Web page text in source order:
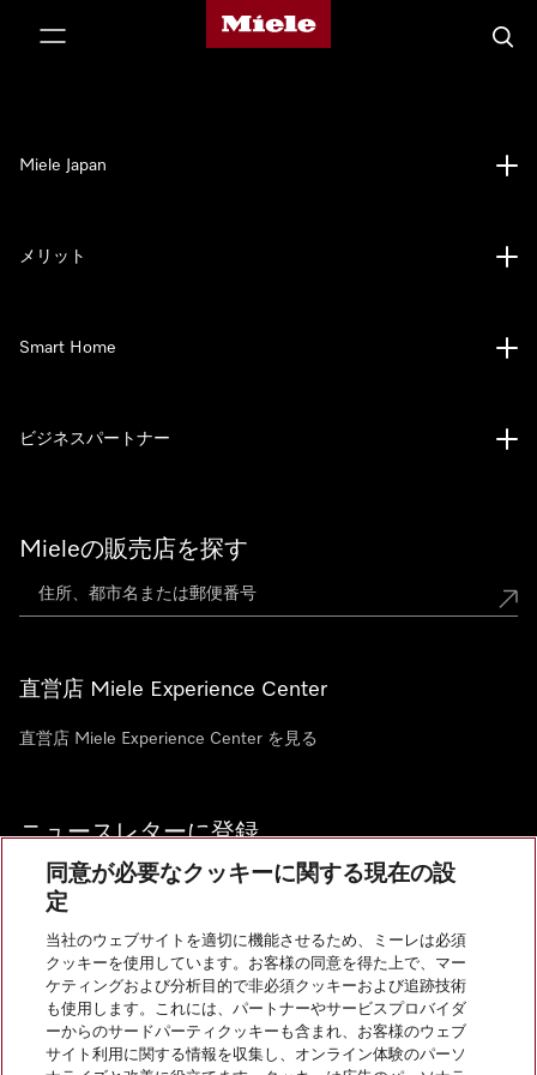
Mieleのホームページ
検索
Mieleの販売店を探す
直営店 Miele Experience Center
直営店 Miele Experience Center を見る
ニュースレターに登録
お問い合わせ
Miele Japan
メリット
Smart Home
ビジネスパートナー
InstagramのMiele
YoutubeのMiele
同意が必要なクッキーに関する現在の設
定
当社のウェブサイトを適切に機能させるため、ミーレは必須
クッキーを使用しています。お客様の同意を得た上で、マー
ケティングおよび分析目的で非必須クッキーおよび追跡技術
も使用します。これには、パートナーやサービスプロバイダ
ーからのサードパーティクッキーも含まれ、お客様のウェブ
サイト利用に関する情報を収集し、オンライン体験のパーソ